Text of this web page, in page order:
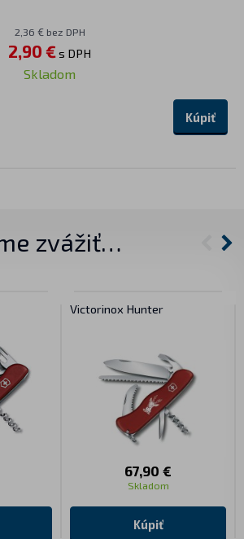
2,36 € bez DPH
2,90 €s DPH
Skladom
Kúpiť
zvážiť…
Victorinox Hunter
67,90 €
Skladom
Kúpiť